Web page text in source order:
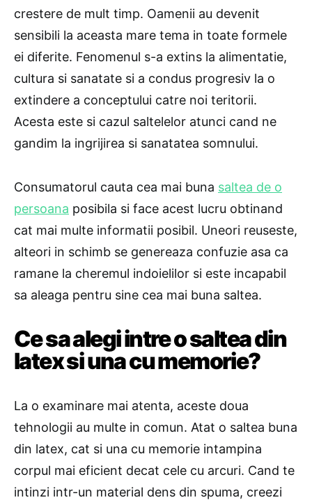
crestere de mult timp. Oamenii au devenit
sensibili la aceasta mare tema in toate formele
ei diferite. Fenomenul s-a extins la alimentatie,
cultura si sanatate si a condus progresiv la o
extindere a conceptului catre noi teritorii.
Acesta este si cazul saltelelor atunci cand ne
gandim la ingrijirea si sanatatea somnului.
Consumatorul cauta cea mai buna saltea de o
persoana posibila si face acest lucru obtinand
cat mai multe informatii posibil. Uneori reuseste,
alteori in schimb se genereaza confuzie asa ca
ramane la cheremul indoielilor si este incapabil
sa aleaga pentru sine cea mai buna saltea.
Ce sa alegi intre o saltea din
latex si una cu memorie?
La o examinare mai atenta, aceste doua
tehnologii au multe in comun. Atat o saltea buna
din latex, cat si una cu memorie intampina
corpul mai eficient decat cele cu arcuri. Cand te
intinzi intr-un material dens din spuma, creezi